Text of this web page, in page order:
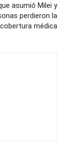
asumió Milei y
perdieron la
cobertura médica